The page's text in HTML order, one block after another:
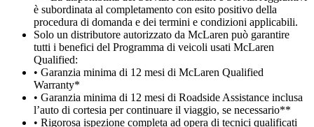
è subordinata al completamento con esito positivo della
procedura di domanda e dei termini e condizioni applicabili.
Solo un distributore autorizzato da McLaren può garantire
tutti i benefici del Programma di veicoli usati McLaren
Qualified:
• Garanzia minima di 12 mesi di McLaren Qualified
Warranty*
• Garanzia minima di 12 mesi di Roadside Assistance inclusa
l’auto di cortesia per continuare il viaggio, se necessario**
• Rigorosa ispezione completa ad opera di tecnici qualificati